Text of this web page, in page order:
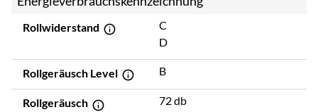
Rollwiderstand
C
D
Rollgeräusch Level B
Rollgeräusch 72 db